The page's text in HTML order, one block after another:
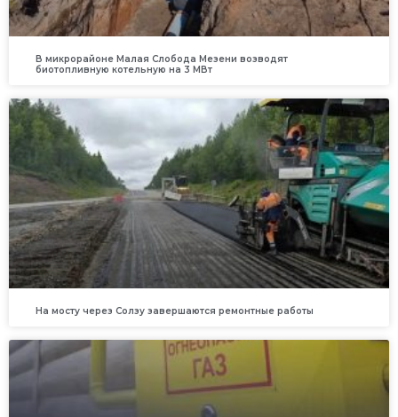
В микрорайоне Малая Слобода Мезени возводят
биотопливную котельную на 3 МВт
На мосту через Солзу завершаются ремонтные работы